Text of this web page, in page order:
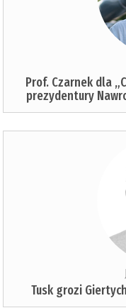
Prof. Czarnek dla
prezydentury
Tusk grozi